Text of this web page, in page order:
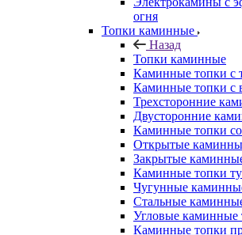
огня
Топки каминные
Назад
Топки каминные
Каминные топки с
Каминные топки с
Трехсторонние
Двусторонние
Каминные топки
Открытые
Закрытые
Каминные топки
Чугунные
Стальные
Угловые каминные
Каминные топки